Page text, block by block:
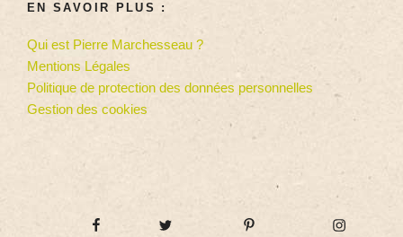
EN SAVOIR PLUS :
Qui est Pierre Marchesseau ?
Mentions Légales
Politique de protection des données personnelles
Gestion des cookies